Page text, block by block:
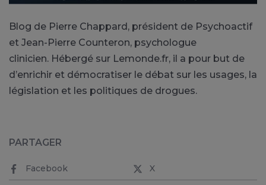
Blog de Pierre Chappard, président de Psychoactif
et Jean-Pierre Counteron, psychologue
clinicien. Hébergé sur Lemonde.fr, il a pour but de
d’enrichir et démocratiser le débat sur les usages, la
législation et les politiques de drogues.
PARTAGER
Facebook X